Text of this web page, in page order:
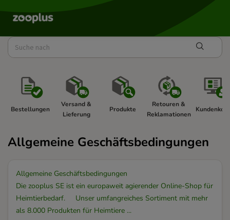
Bestellungen
Versand &
Lieferung
Produkte
Retouren &
Reklamationen
Allgemeine Geschäftsbedingungen
Allgemeine Geschäftsbedingungen
Die zooplus SE ist ein europaweit agierender Online-Shop für
Heimtierbedarf. Unser umfangreiches Sortiment mit mehr
als 8.000 Produkten für Heimtiere ...